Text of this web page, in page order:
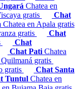
Chatea en
gratis
Chat
Chatea en Apala gratis
gratis
Chat
Chat
Chat Pati Chatea
gratis
gratis
Chat Santa
Tuntul Chatea en